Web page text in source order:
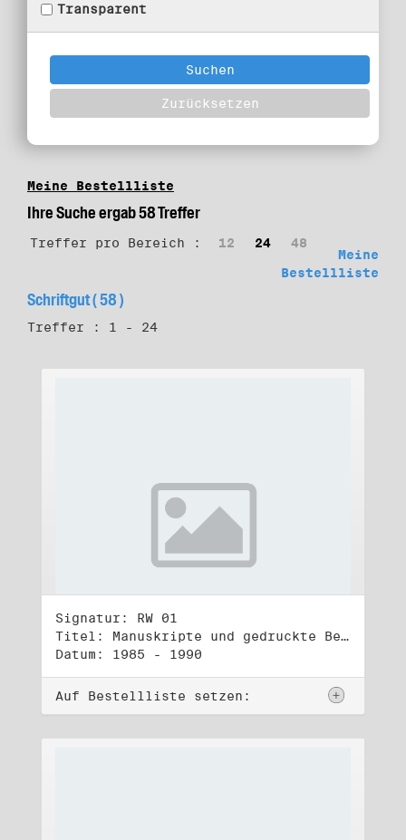
Transparent
Meine Bestellliste
Ihre Suche ergab 58 Treffer
Treffer pro Bereich : 12 24
48
Meine
Bestellliste
Schriftgut ( 58 )
Treffer : 1 - 24
Signatur: RW 01
Titel: Manuskripte und gedruckte Belege (1)
Datum: 1985 - 1990
Auf Bestellliste setzen: